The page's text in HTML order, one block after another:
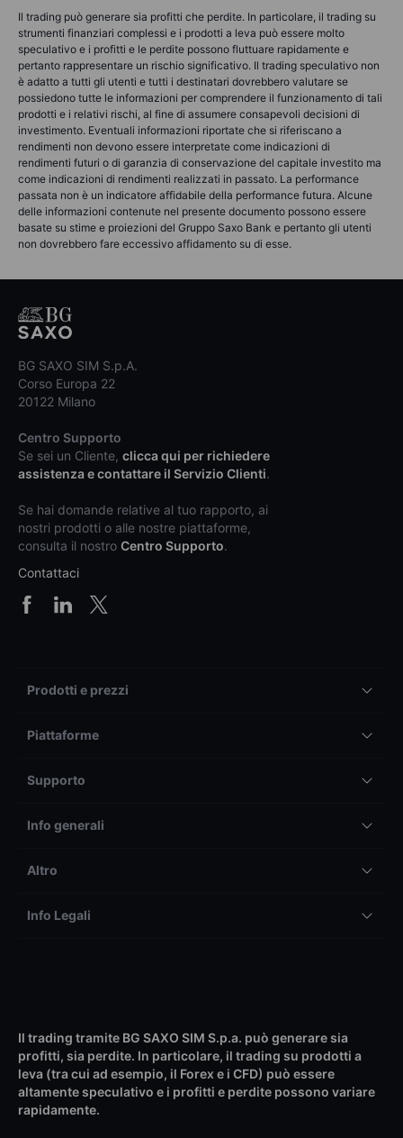
Il trading può generare sia profitti che perdite. In particolare, il trading su
strumenti finanziari complessi e i prodotti a leva può essere molto
speculativo e i profitti e le perdite possono fluttuare rapidamente e
pertanto rappresentare un rischio significativo. Il trading speculativo non
è adatto a tutti gli utenti e tutti i destinatari dovrebbero valutare se
possiedono tutte le informazioni per comprendere il funzionamento di tali
prodotti e i relativi rischi, al fine di assumere consapevoli decisioni di
investimento. Eventuali informazioni riportate che si riferiscano a
rendimenti non devono essere interpretate come indicazioni di
rendimenti futuri o di garanzia di conservazione del capitale investito ma
come indicazioni di rendimenti realizzati in passato. La performance
passata non è un indicatore affidabile della performance futura. Alcune
delle informazioni contenute nel presente documento possono essere
basate su stime e proiezioni del Gruppo Saxo Bank e pertanto gli utenti
non dovrebbero fare eccessivo affidamento su di esse.
BG SAXO SIM S.p.A.
Corso Europa 22
20122 Milano
Centro Supporto
Se sei un Cliente, clicca qui per richiedere
assistenza e contattare il Servizio Clienti.
Se hai domande relative al tuo rapporto, ai
nostri prodotti o alle nostre piattaforme,
consulta il nostro Centro Supporto.
Contattaci
Prodotti e prezzi
Piattaforme
Supporto
Info generali
Altro
Info Legali
Il trading tramite BG SAXO SIM S.p.a. può generare sia
profitti, sia perdite. In particolare, il trading su prodotti a
leva (tra cui ad esempio, il Forex e i CFD) può essere
altamente speculativo e i profitti e perdite possono variare
rapidamente.